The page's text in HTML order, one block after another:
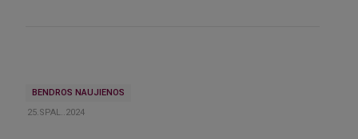
BENDROS NAUJIENOS
25.SPAL..2024